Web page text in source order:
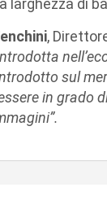
larghezza di
,
sul
in grado